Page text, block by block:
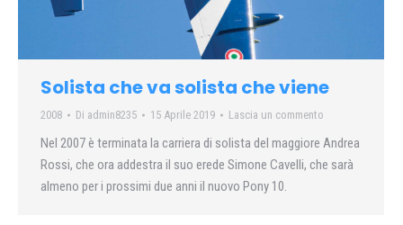
Solista che va solista che viene
2008 Di admin8235 15 Aprile 2019 Lascia un commento
Nel 2007 è terminata la carriera di solista del maggiore Andrea
Rossi, che ora addestra il suo erede Simone Cavelli, che sarà
almeno per i prossimi due anni il nuovo Pony 10.